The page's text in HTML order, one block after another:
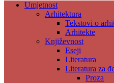
Umjetnost
Arhitektura
Tekstovi o
Arhitekte
Književnost
Eseji
Literatura
Literatura za
Proza